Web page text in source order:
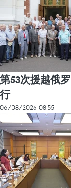
第53次援越俄
行
06/08/2026 08:55